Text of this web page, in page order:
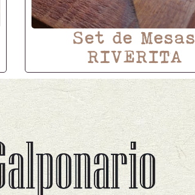
Set de Mesas
RIVERITA